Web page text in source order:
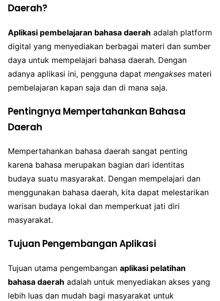
Daerah?
Aplikasi pembelajaran bahasa daerah adalah platform
digital yang menyediakan berbagai materi dan sumber
daya untuk mempelajari bahasa daerah. Dengan
adanya aplikasi ini, pengguna dapat mengakses materi
pembelajaran kapan saja dan di mana saja.
Pentingnya Mempertahankan Bahasa
Daerah
Mempertahankan bahasa daerah sangat penting
karena bahasa merupakan bagian dari identitas
budaya suatu masyarakat. Dengan mempelajari dan
menggunakan bahasa daerah, kita dapat melestarikan
warisan budaya lokal dan memperkuat jati diri
masyarakat.
Tujuan Pengembangan Aplikasi
Tujuan utama pengembangan aplikasi pelatihan
bahasa daerah adalah untuk menyediakan akses yang
lebih luas dan mudah bagi masyarakat untuk